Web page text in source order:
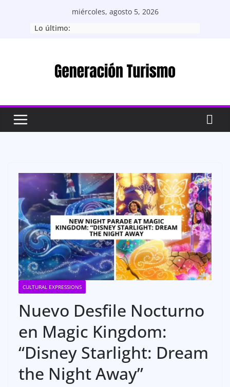
miércoles, agosto 5, 2026
Lo último:
CULTURAL EXPRESSIONS
Nuevo Desfile Nocturno
en Magic Kingdom:
“Disney Starlight: Dream
the Night Away”